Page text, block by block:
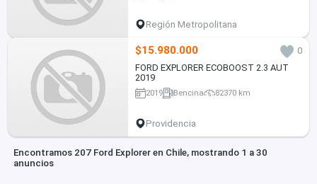
Región Metropolitana
$15.980.000
0
FORD EXPLORER ECOBOOST 2.3 AUT
2019
2019 Bencina 82370 km
Providencia
Encontramos 207 Ford Explorer en Chile, mostrando 1 a 30
anuncios